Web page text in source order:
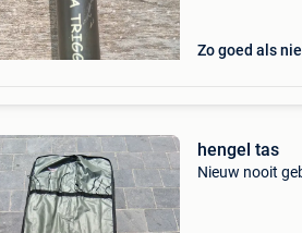
Zo goed als
hengel tas
Nieuw nooit